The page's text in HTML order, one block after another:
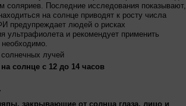
соляриев. Последние исследования показывают,
на солнце приводят к росту числа
предупреждает людей о рисках
ультрафиолета и рекомендует применить
необходимо.
лучей
солнце с 12 до 14 часов
закрывающие от солнца глаза, лицо и